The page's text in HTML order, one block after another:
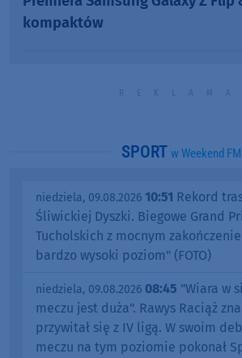
Artykuł sponsorowany
kompaktów
SPORTw Weekend FM